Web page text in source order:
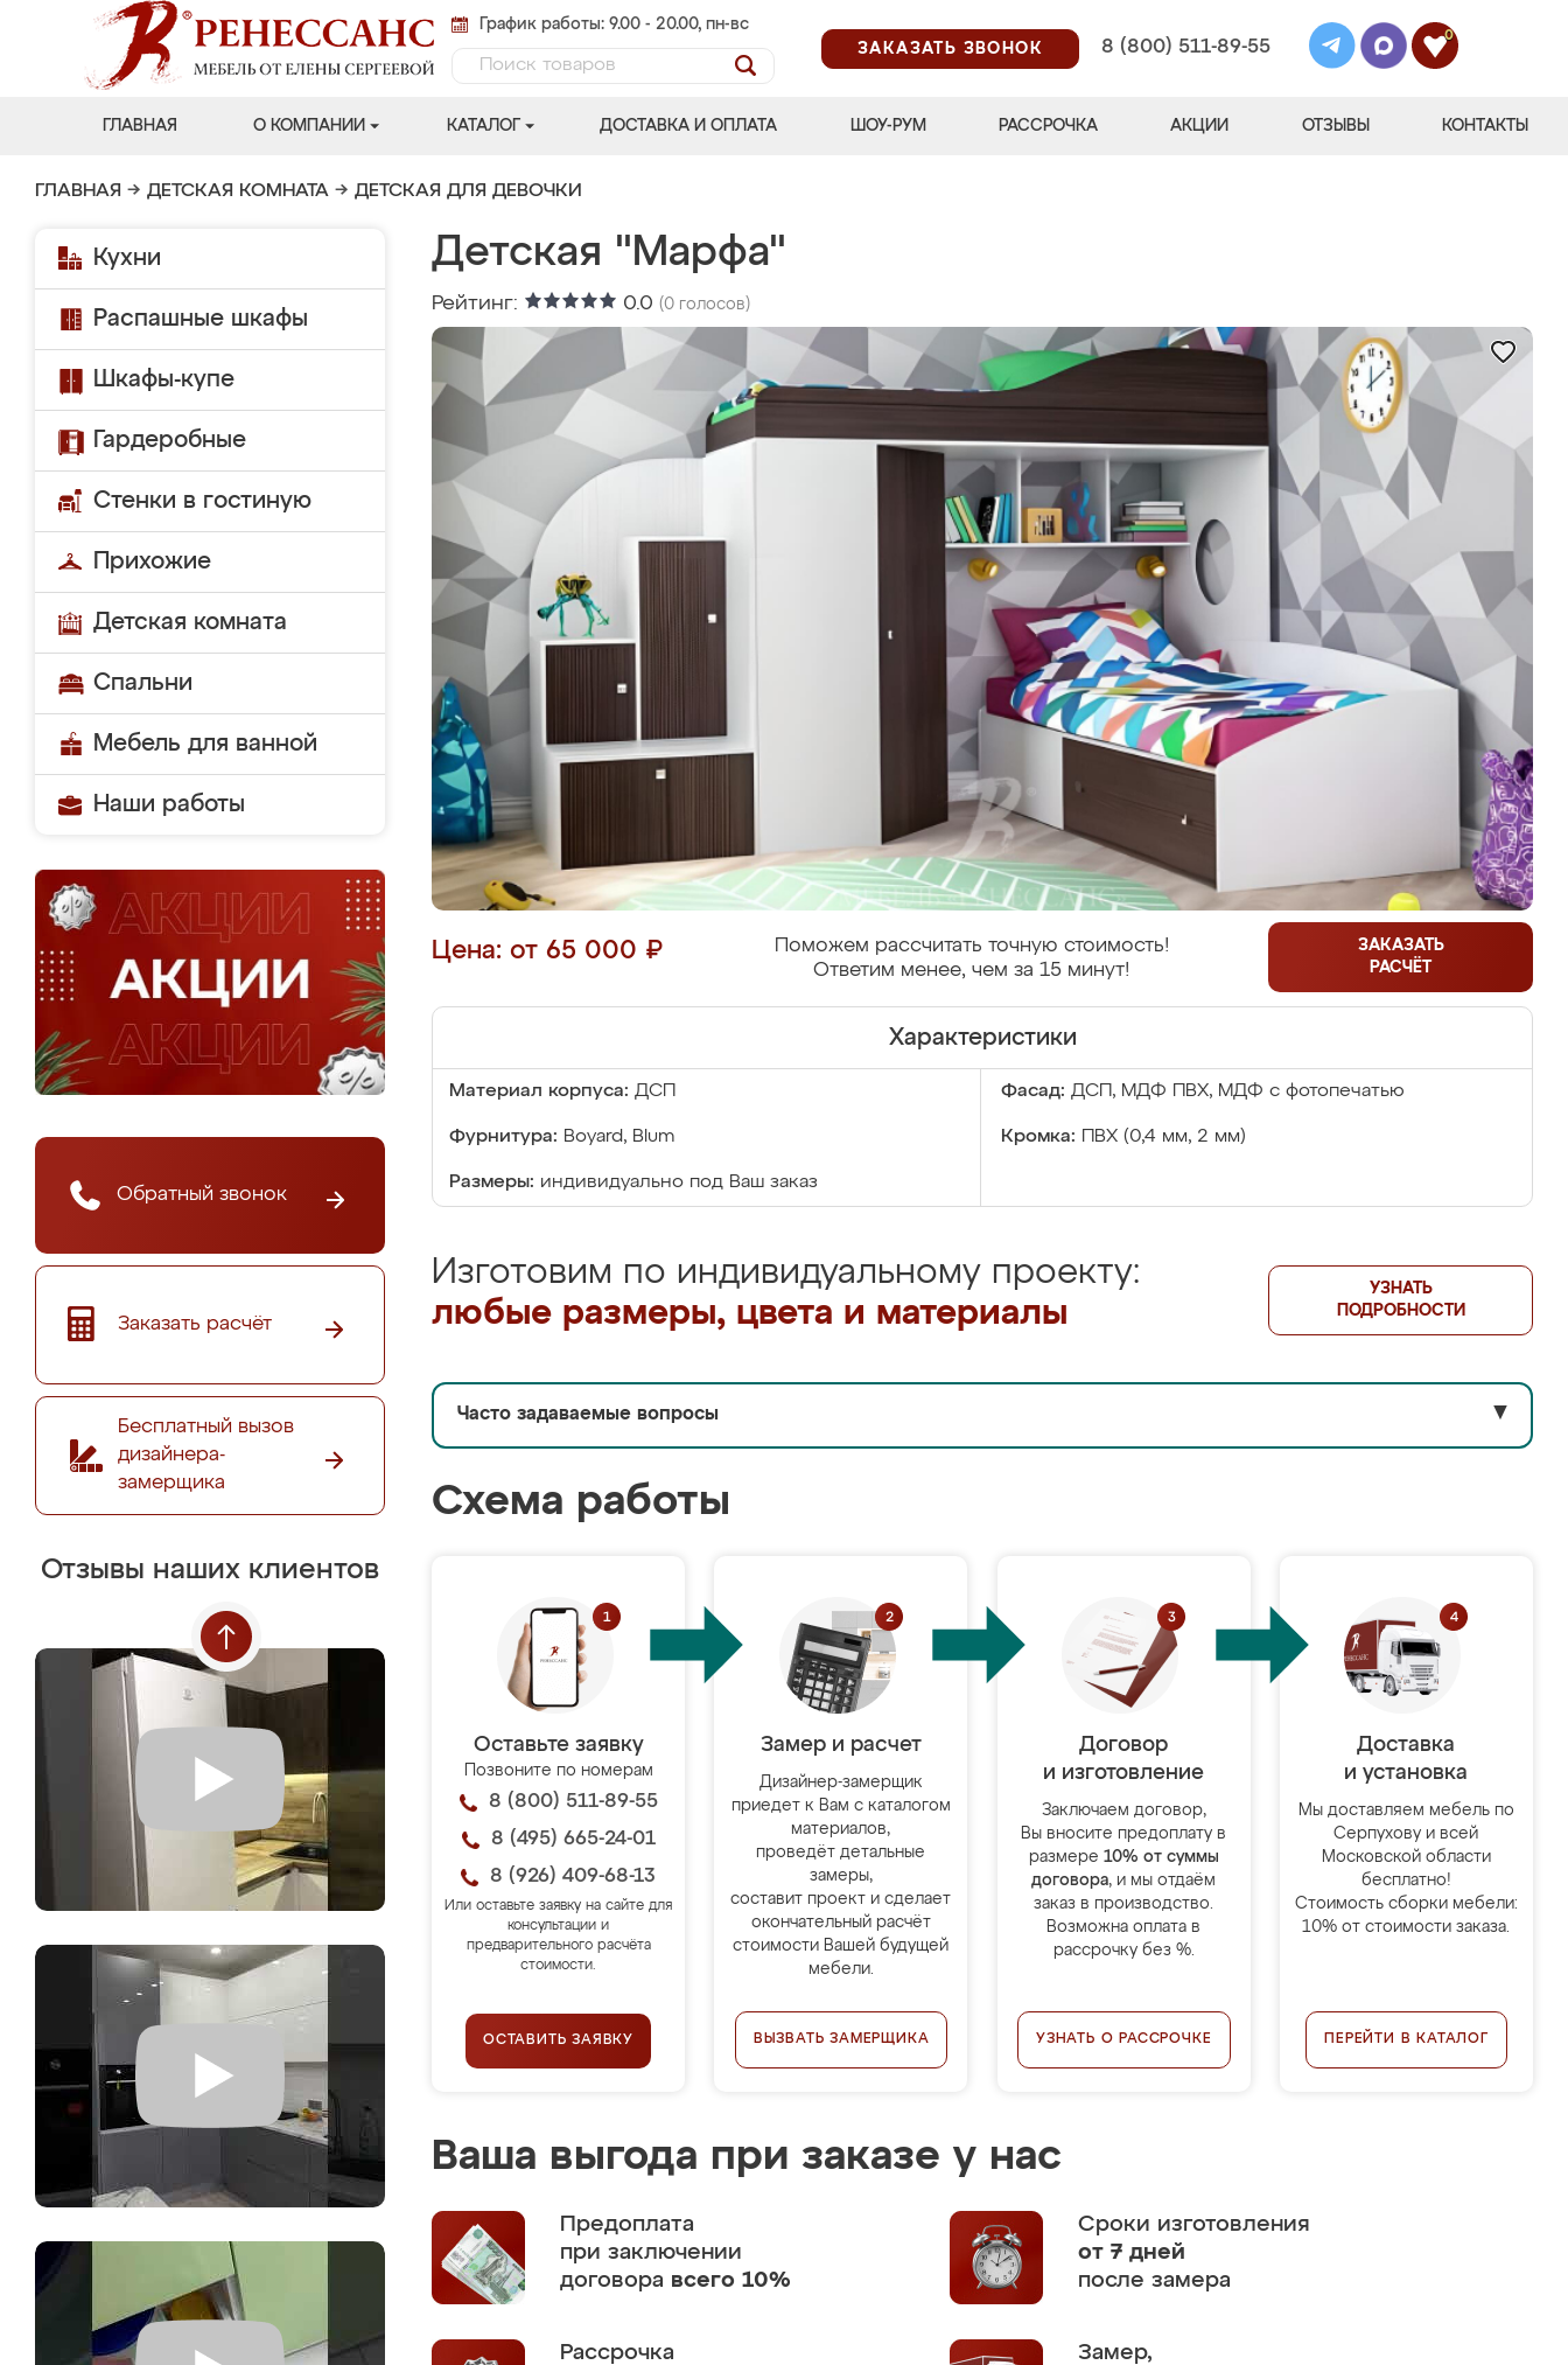
График работы: 9.00 - 20.00, пн-вс
ЗАКАЗАТЬ ЗВОНОК
8 (800) 511-89-55
0
ГЛАВНАЯ О КОМПАНИИ КАТАЛОГ ДОСТАВКА И ОПЛАТА ШОУ-РУМ РАССРОЧКА АКЦИИ ОТЗЫВЫ КОНТАКТЫ
ГЛАВНАЯ → ДЕТСКАЯ КОМНАТА → ДЕТСКАЯ ДЛЯ ДЕВОЧКИ
Кухни
Распашные шкафы
Шкафы-купе
Гардеробные
Стенки в гостиную
Прихожие
Детская комната
Спальни
Мебель для ванной
Наши работы
Обратный звонок
Заказать расчёт
Бесплатный вызов
дизайнера-
замерщика
Отзывы наших клиентов
Детская "Марфа"
Рейтинг: 0.0 (0 голосов)
Цена: от 65 000 ₽
Поможем рассчитать точную стоимость!
Ответим менее, чем за 15 минут!
ЗАКАЗАТЬ
РАСЧЁТ
Характеристики
Материал корпуса: ДСП Фасад: ДСП, МДФ ПВХ, МДФ с фотопечатью
Фурнитура: Boyard, Blum Кромка: ПВХ (0,4 мм, 2 мм)
Размеры: индивидуально под Ваш заказ
Изготовим по индивидуальному проекту:
любые размеры, цвета и материалы
УЗНАТЬ
ПОДРОБНОСТИ
Часто задаваемые вопросы ▼
Схема работы
Оставьте заявку
Позвоните по номерам
8 (800) 511-89-55
8 (495) 665-24-01
8 (926) 409-68-13
Или оставьте заявку на сайте для
консультации и
предварительного расчёта
стоимости.
ОСТАВИТЬ ЗАЯВКУ
Замер и расчет
Дизайнер-замерщик
приедет к Вам с каталогом
материалов,
проведёт детальные
замеры,
составит проект и сделает
окончательный расчёт
стоимости Вашей будущей
мебели.
ВЫЗВАТЬ ЗАМЕРЩИКА
Договор
и изготовление
Заключаем договор,
Вы вносите предоплату в
размере 10% от суммы
договора, и мы отдаём
заказ в производство.
Возможна оплата в
рассрочку без %.
УЗНАТЬ О РАССРОЧКЕ
Доставка
и установка
Мы доставляем мебель по
Серпухову и всей
Московской области
бесплатно!
Стоимость сборки мебели:
10% от стоимости заказа.
ПЕРЕЙТИ В КАТАЛОГ
Ваша выгода при заказе у нас
Предоплата
при заключении
договора всего 10%
Сроки изготовления
от 7 дней
после замера
Рассрочка
Замер,